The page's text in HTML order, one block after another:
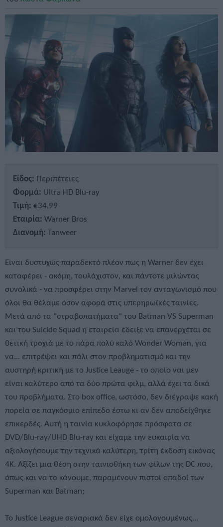
Είδος: Περιπέτειες
Φορμά: Ultra HD Blu-ray
Τιμή: €34,99
Εταιρία: Warner Bros
Διανομή: Tanweer
Είναι δυστυχώς παραδεκτό πλέον πως η Warner δεν έχει
καταφέρει - ακόμη, τουλάχιστον, και πάντοτε μιλώντας
συνολικά - να προσφέρει στην Marvel τον ανταγωνισμό που
όλοι θα θέλαμε όσον αφορά στις υπερηρωϊκές ταινίες.
Μετά από τα "στραβοπατήματα" του Batman VS Superman
και του Suicide Squad η εταιρεία έδειξε να επανέρχεται σε
θετική τροχιά με το πάρα πολύ καλό Wonder Woman, για
να... επιτρέψει και πάλι στον προβληματισμό και την
αυστηρή κριτική με το Justice Leauge - το οποίο ναι μεν
είναι καλύτερο από τα δύο πρώτα φιλμ, αλλά έχει τα δικά
του προβλήματα. Στο box office, ωστόσο, δεν διέγραψε κακή
πορεία σε παγκόσμιο επίπεδο έστω κι αν δεν αποδείχθηκε
επικερδές. Αυτή η ταινία κυκλοφόρησε πρόσφατα σε
DVD/Blu-ray/UHD Blu-ray και είχαμε την ευκαιρία να
αξιολογήσουμε την τεχνικά καλύτερη, τρίτη έκδοση εικόνας
4Κ. Αξίζει μια θέση στην ταινιοθήκη των φίλων της DC που,
όπως και να το κάνουμε, παραμένουν πιστοί οπαδοί των
Superman και Batman;
Το Justice League σεναριακά δεν είχε ομολογουμένως...